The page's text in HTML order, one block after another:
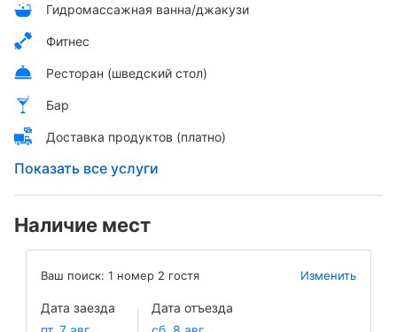
Гидромассажная ванна/джакузи
Фитнес
Ресторан (шведский стол)
Бар
Доставка продуктов (платно)
Показать все услуги
Наличие мест
Ваш поиск: 1 номер 2 гостя Изменить
Дата заезда Дата отъезда